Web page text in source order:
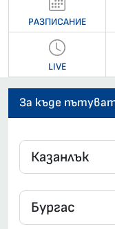
РАЗПИСАНИЕ
LIVE
За къде